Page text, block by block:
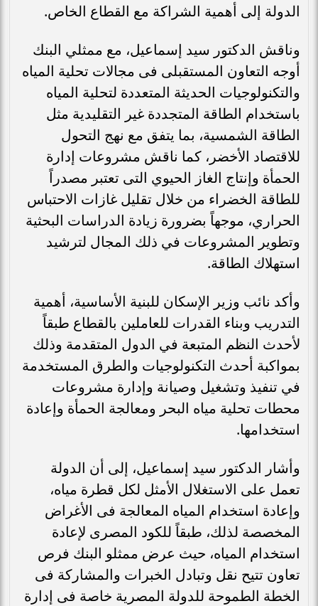
الدولة إلى أهمية الشراكة مع القطاع الخاص.
وناقش الدكتور سيد إسماعيل، مع ممثلي البنك
أوجه التعاون المستقبلى فى مجالات تحلية المياه
والتكنولوجيات الحديثة المتعددة لتحلية المياه
باستخدام الطاقة المتجددة غير التقليدية مثل
الطاقة الشمسية، بما يتفق مع نهج التحول
للاقتصاد الأخضر، كما ناقش مشروعات إدارة
الحمأة وإنتاج الغاز الحيوي التى تعتبر مصدراً
للطاقة الخضراء من خلال تقليل غازات الاحتباس
الحراري، موجهاً بضرورة زيادة الدراسات البحثية
وتطوير المشروعات في ذلك المجال لترشيد
استهلاك الطاقة.
وأكد نائب وزير الإسكان للبنية الأساسية، أهمية
التدريب وبناء القدرات للعاملين بالقطاع طبقاً
لأحدث النظم المتبعة في الدول المتقدمة وذلك
بمواكبة أحدث التكنولوجيات والطرق المستخدمة
في تنفيذ وتشغيل وصيانة وإدارة مشروعات
محطات تحلية مياه البحر ومعالجة الحمأة وإعادة
استخدامها.
وأشار الدكتور سيد إسماعيل، إلى أن الدولة
تعمل على الاستغلال الأمثل لكل قطرة مياه،
وإعادة استخدام المياه المعالجة فى الأغراض
المخصصة لذلك، طبقاً للكود المصرى لإعادة
استخدام المياه، حيث عرض ممثلو البنك فرص
تعاون تتيح نقل وتبادل الخبرات والمشاركة فى
الخطة الطموحة للدولة المصرية خاصة فى إدارة